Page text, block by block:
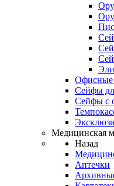
Офисные
Сейфы
Сейфы с
Медицинская
Назад
Аптечки